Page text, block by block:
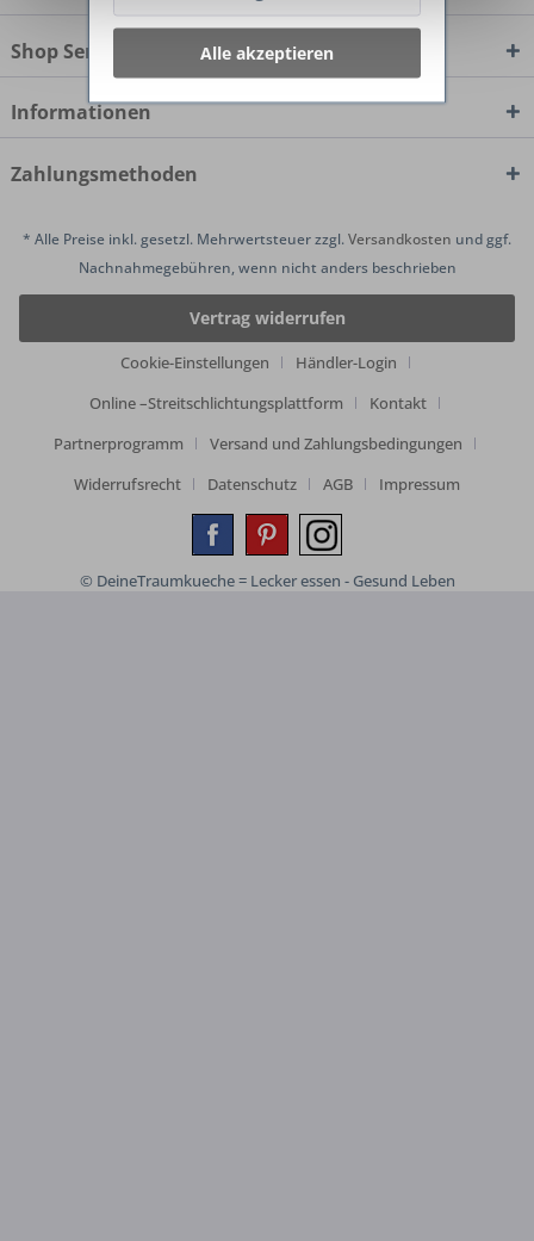
Shop Service
Informationen
Zahlungsmethoden
* Alle Preise inkl. gesetzl. Mehrwertsteuer zzgl.Versandkosten und ggf.
Nachnahmegebühren, wenn nicht anders beschrieben
Vertrag widerrufen
Cookie-Einstellungen
Händler-Login
Online –Streitschlichtungsplattform
Kontakt
Partnerprogramm
Versand und Zahlungsbedingungen
Widerrufsrecht
Datenschutz AGB Impressum
© DeineTraumkueche = Lecker essen - Gesund Leben
Alle akzeptieren